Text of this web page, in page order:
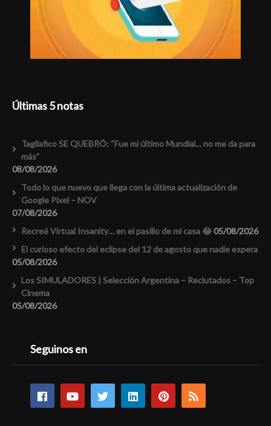
Últimas 5 notas
Tagliafico SE QUEBRÓ: “Fue mi último Mundial… no me da para
más”
08/08/2026
Todo lo que nuevo que llega con la última actualización de
Google Pixel – NOV
07/08/2026
Recreé Virtual Insanity… en el pasillo de mi casa 😂05/08/2026
El curioso efecto del eclipse del 12 de agosto que nadie espera
05/08/2026
Los SIMULADORES | Selección Argentina – Reclutados – Top
Cinema
05/08/2026
Seguinos en